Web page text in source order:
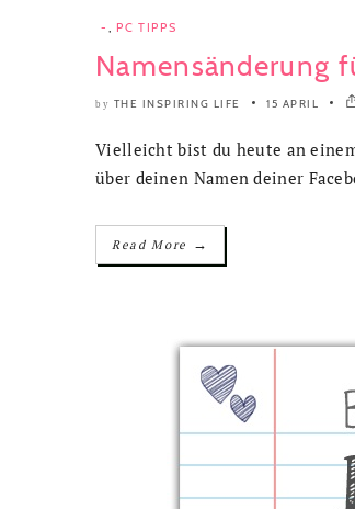
- PC TIPPS
Namensänderung
by THE INSPIRING LIFE 15 APRIL
Vielleicht bist du heute an
über deinen Namen deiner
Read More →